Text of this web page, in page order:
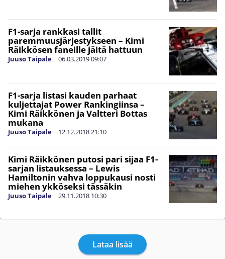
F1-sarja rankkasi tallit
paremmuusjärjestykseen – Kimi
Räikkösen faneille jäitä hattuun
Juuso Taipale | 06.03.201909:07
F1-sarja listasi kauden parhaat
kuljettajat Power Rankingiinsa –
Kimi Räikkönen ja Valtteri Bottas
mukana
Juuso Taipale | 12.12.201821:10
Kimi Räikkönen putosi pari sijaa F1-
sarjan listauksessa – Lewis
Hamiltonin vahva loppukausi nosti
miehen ykköseksi tässäkin
Juuso Taipale | 29.11.2018 10:30
Lataa lisää